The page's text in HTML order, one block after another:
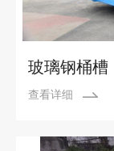
玻璃钢桶槽
查看详细